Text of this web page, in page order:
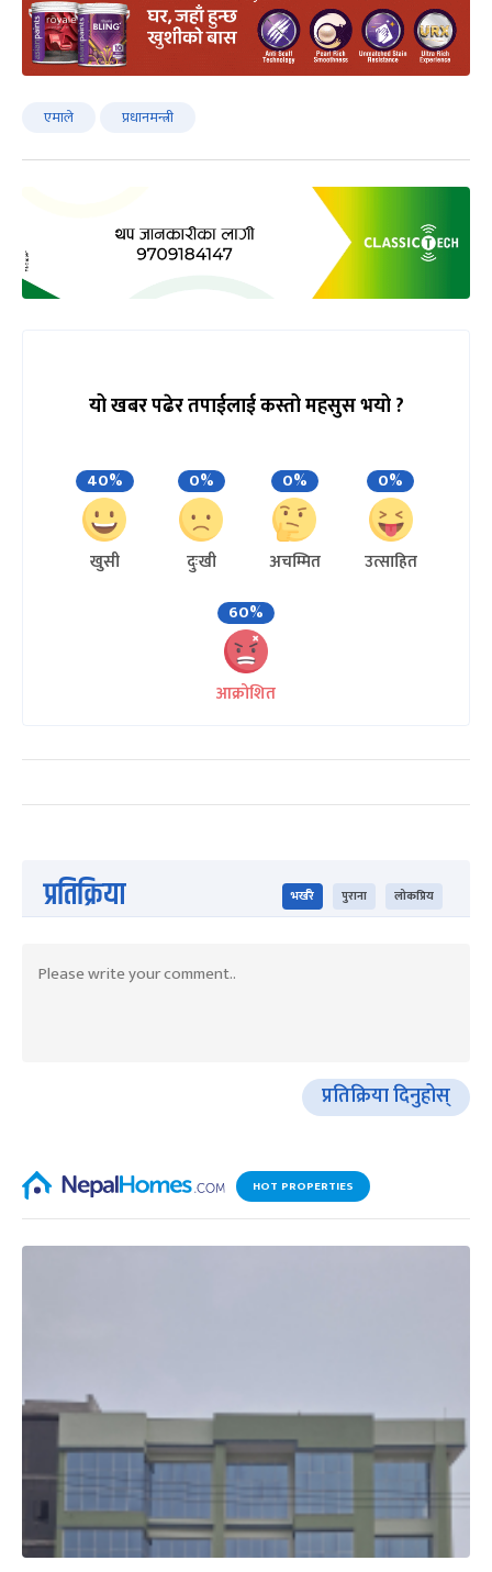
एमाले प्रधानमन्त्री
यो खबर पढेर तपाईलाई कस्तो महसुस भयो ?
40%
खुसी
0%
दुःखी
0%
अचम्मित
0%
उत्साहित
60%
आक्रोशित
प्रतिक्रिया भर्खरै पुराना लोकप्रिय
प्रतिक्रिया दिनुहोस्
HOT PROPERTIES